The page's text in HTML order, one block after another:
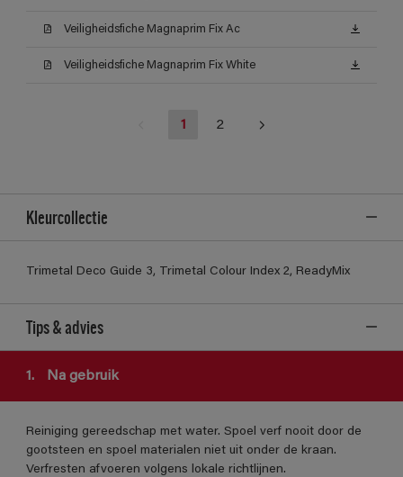
Veiligheidsfiche Magnaprim Fix Ac
Veiligheidsfiche Magnaprim Fix White
1 2
Kleurcollectie
Trimetal Deco Guide 3, Trimetal Colour Index 2, ReadyMix
Tips & advies
1. Na gebruik
Reiniging gereedschap met water. Spoel verf nooit door de
gootsteen en spoel materialen niet uit onder de kraan.
Verfresten afvoeren volgens lokale richtlijnen.